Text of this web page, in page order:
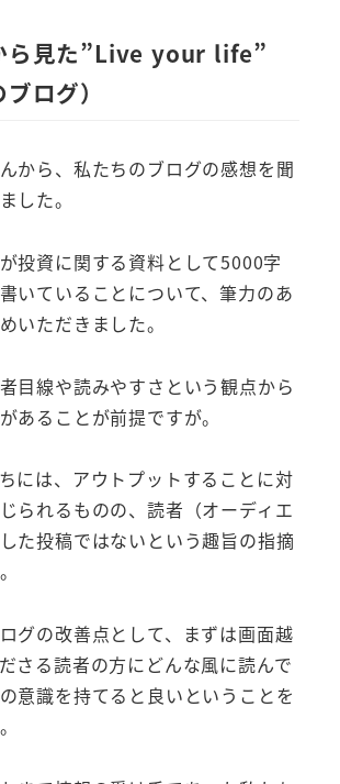
ら見た”Live your life”
ログ）
から、私たちのブログの感想を聞
した。
投資に関する資料として5000字
いていることについて、筆力のあ
いただきました。
目線や読みやすさという観点から
あることが前提ですが。
には、アウトプットすることに対
られるものの、読者（オーディエ
た投稿ではないという趣旨の指摘
グの改善点として、まずは画面越
さる読者の方にどんな風に読んで
意識を持てると良いということを